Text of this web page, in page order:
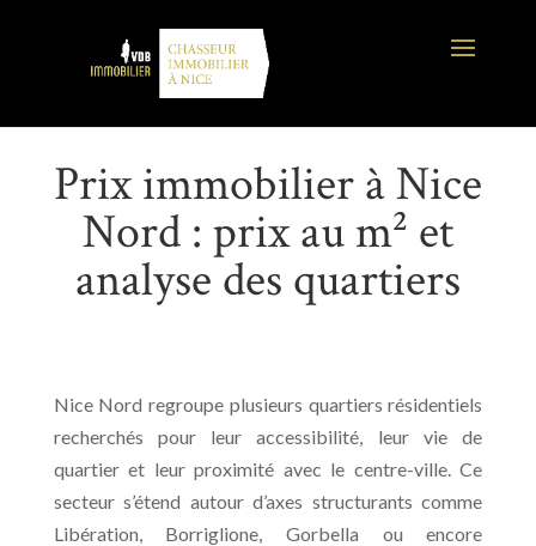
Prix immobilier à Nice
Nord : prix au m² et
analyse des quartiers
Nice Nord regroupe plusieurs quartiers résidentiels
recherchés pour leur accessibilité, leur vie de
quartier et leur proximité avec le centre-ville. Ce
secteur s’étend autour d’axes structurants comme
Libération, Borriglione, Gorbella ou encore